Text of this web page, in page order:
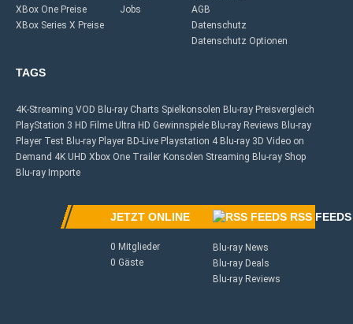
XBox One Preise
XBox Series X Preise
Jobs
AGB
Datenschutz
Datenschutz Optionen
TAGS
4K-Streaming VOD Blu-ray Charts Spielkonsolen Blu-ray Preisvergleich
PlayStation 3 HD Filme Ultra HD Gewinnspiele Blu-ray Reviews Blu-ray
Player Test Blu-ray Player BD-Live Playstation 4 Blu-ray 3D Video on
Demand 4K UHD Xbox One Trailer Konsolen Streaming Blu-ray Shop
Blu-ray Importe
JETZT ONLINE
0 Mitglieder
0 Gäste
RSS FEEDS
Blu-ray News
Blu-ray Deals
Blu-ray Reviews